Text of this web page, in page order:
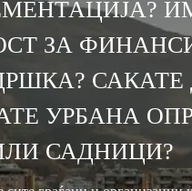
ЗА
САКАТЕ
УРБАНА
САДНИЦИ?